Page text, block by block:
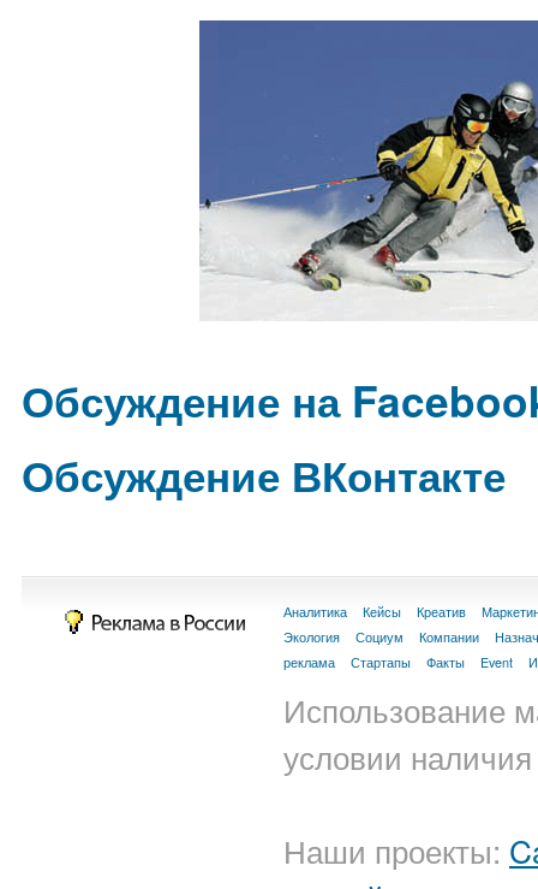
Обсуждение на
Обсуждение ВКонтакте
Аналитика Кейсы Креатив
Экология
Социум Компании
реклама
Стартапы Факты Event
Использование
условии
Наши проекты: